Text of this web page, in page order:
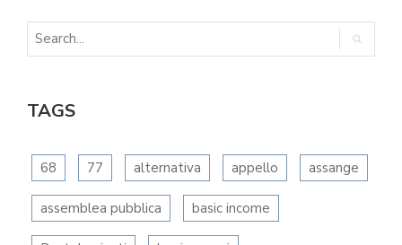
TAGS
68 77 alternativa appello assange
assemblea pubblica basic income